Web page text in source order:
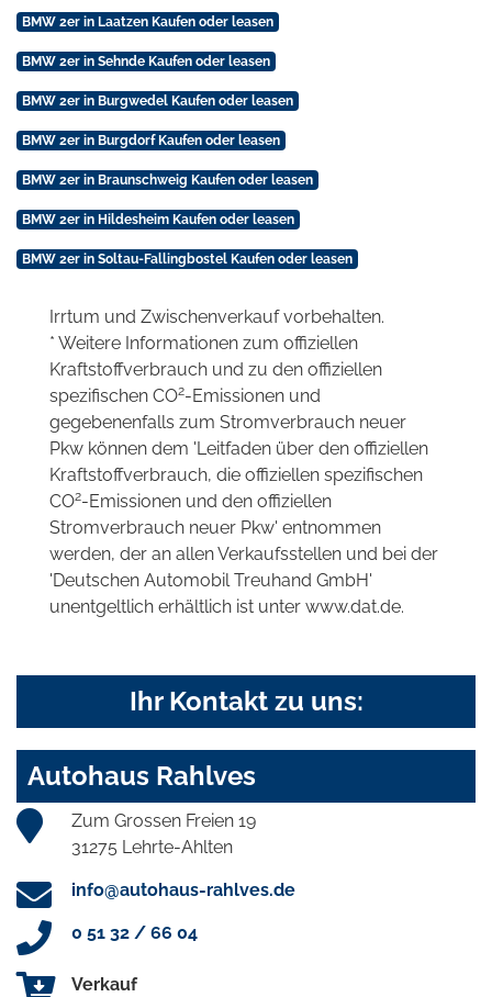
BMW 2er in Laatzen Kaufen oder leasen
BMW 2er in Sehnde Kaufen oder leasen
BMW 2er in Burgwedel Kaufen oder leasen
BMW 2er in Burgdorf Kaufen oder leasen
BMW 2er in Braunschweig Kaufen oder leasen
BMW 2er in Hildesheim Kaufen oder leasen
BMW 2er in Soltau-Fallingbostel Kaufen oder leasen
Irrtum und Zwischenverkauf vorbehalten.
* Weitere Informationen zum offiziellen
Kraftstoffverbrauch und zu den offiziellen
spezifischen CO2-Emissionen und
gegebenenfalls zum Stromverbrauch neuer
Pkw können dem 'Leitfaden über den offiziellen
Kraftstoffverbrauch, die offiziellen spezifischen
CO2-Emissionen und den offiziellen
Stromverbrauch neuer Pkw' entnommen
werden, der an allen Verkaufsstellen und bei der
'Deutschen Automobil Treuhand GmbH'
unentgeltlich erhältlich ist unter www.dat.de.
Ihr Kontakt zu uns:
Autohaus Rahlves
Zum Grossen Freien 19
31275 Lehrte-Ahlten
info@autohaus-rahlves.de
0 51 32 / 66 04
Verkauf